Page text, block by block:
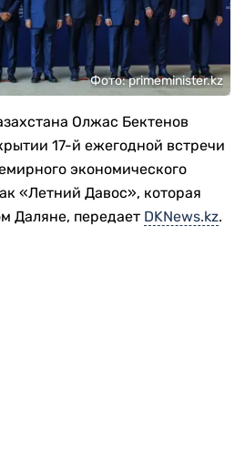
Фото: primeminister.kz
Олжас Бектенов
17-й ежегодной встречи
экономического
«Летний Давос», которая
Даляне, передает DKNews.kz.